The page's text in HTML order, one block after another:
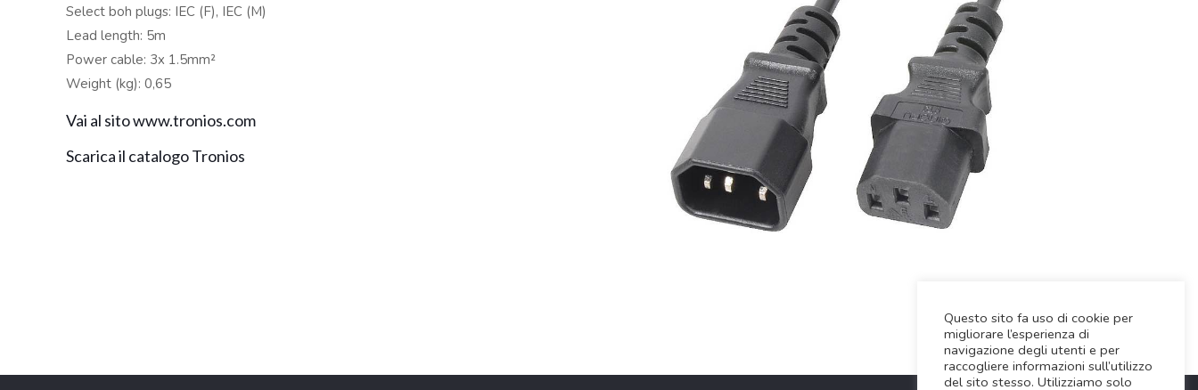
Select boh plugs: IEC (F), IEC (M)
Lead length: 5m
Power cable: 3x 1.5mm²
Weight (kg): 0,65
Vai al sito www.tronios.com
Scarica il catalogo Tronios
Questo sito fa uso di cookie per
migliorare l’esperienza di
navigazione degli utenti e per
raccogliere informazioni sull’utilizzo
del sito stesso. Utilizziamo solo